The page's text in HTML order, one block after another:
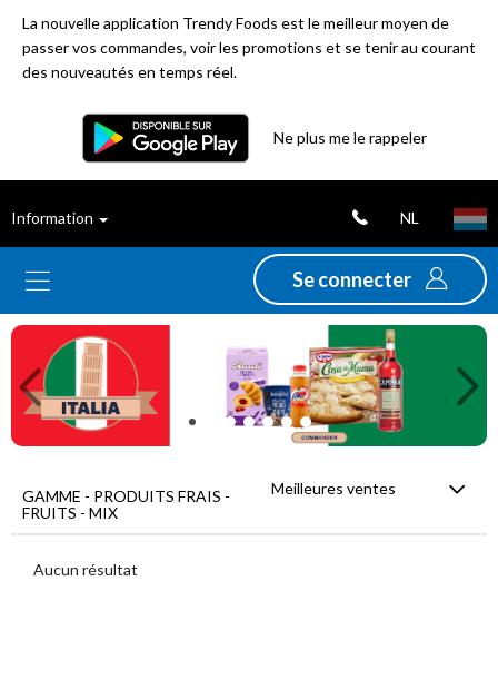
La nouvelle application Trendy Foods est le meilleur moyen de
passer vos commandes, voir les promotions et se tenir au courant
des nouveautés en temps réel.
Ne plus me le rappeler
Information NL
Se connecter
ventes
Nouveautés
Promotions
Déstockage
Menu
principal
Produits
Previous
GAMME - PRODUITS FRAIS -
FRUITS - MIX
Meilleures ventes
Aucun résultat